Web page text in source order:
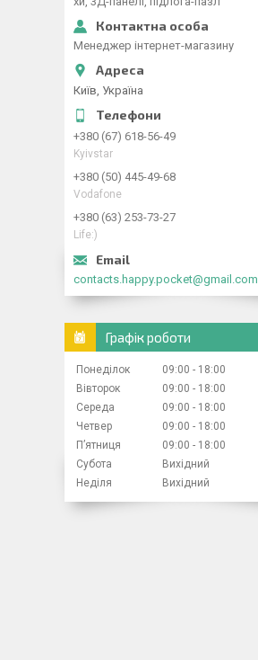
Менеджер інтернет-магазину
Київ, Україна
+380 (67) 618-56-49
Kyivstar
+380 (50) 445-49-68
Vodafone
+380 (63) 253-73-27
Life:)
contacts.happy.pocket@gmail.com
Графік роботи
Понеділок 09:00
18:00
Вівторок
09:00
18:00
Середа
09:00
18:00
Четвер
09:00
18:00
Пʼятниця
09:00
18:00
Субота
Вихідний
Неділя
Вихідний